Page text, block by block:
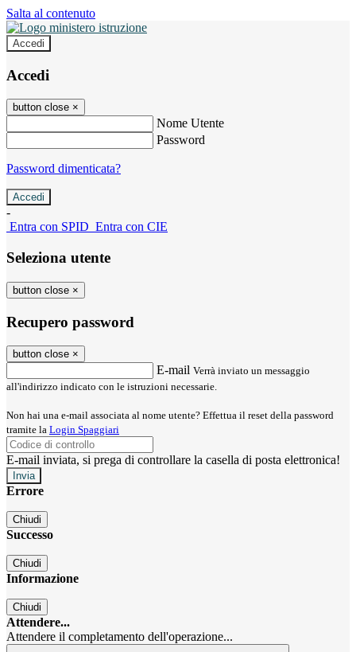
Salta al contenuto
Accedi
Accedi
button close ×
Nome Utente
Password
Password dimenticata?
-
Entra con SPID Entra con CIE
Seleziona utente
button close ×
Recupero password
button close ×
E-mail Verrà inviato un messaggio
all'indirizzo indicato con le istruzioni necessarie.
Non hai una e-mail associata al nome utente? Effettua il reset della password
tramite la Login Spaggiari
E-mail inviata, si prega di controllare la casella di posta elettronica!
Errore
Chiudi
Successo
Chiudi
Informazione
Chiudi
Attendere...
Attendere il completamento dell'operazione...